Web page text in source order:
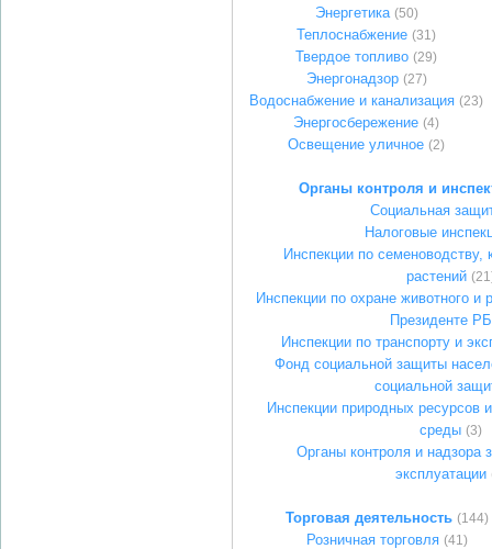
Энергетика (50)
Теплоснабжение (31)
Твердое топливо (29)
Энергонадзор (27)
Водоснабжение и канализация (23)
Энергосбережение (4)
Освещение уличное (2)
Органы контроля и
Социальная
Налоговые
Инспекции по семеноводству,
растений
Инспекции по охране животного и
Президенте РБ
Инспекции по транспорту и
Фонд социальной защиты
социальной
Инспекции природных ресурсов
среды (3)
Органы контроля и надзора
эксплуатации
Торговая деятельность (144)
Розничная торговля (41)